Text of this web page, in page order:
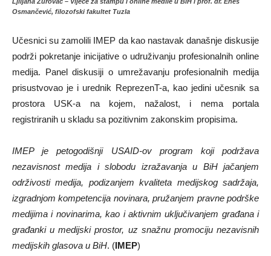
Osmančević, filozofski fakultet Tuzla
Učesnici su zamolili IMEP da kao nastavak današnje diskusije
podrži pokretanje inicijative o udruživanju profesionalnih online
medija. Panel diskusiji o umrežavanju profesionalnih medija
prisustvovao je i urednik ReprezenT-a, kao jedini učesnik sa
prostora USK-a na kojem, nažalost, i nema portala
registriranih u skladu sa pozitivnim zakonskim propisima.
IMEP je petogodišnji USAID-ov program koji podržava
nezavisnost medija i slobodu izražavanja u BiH jačanjem
održivosti medija, podizanjem kvaliteta medijskog sadržaja,
izgradnjom kompetencija novinara, pružanjem pravne podrške
medijima i novinarima, kao i aktivnim uključivanjem građana i
građanki u medijski prostor, uz snažnu promociju nezavisnih
medijskih glasova u BiH. (IMEP)